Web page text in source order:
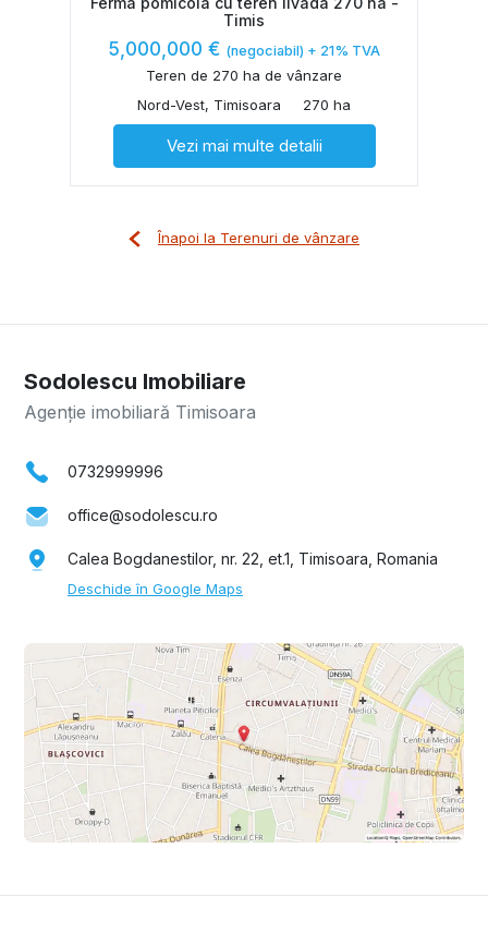
Timis
5,000,000 € (negociabil) + 21% TVA
Teren de 270 ha de vânzare
Nord-Vest, Timisoara
270 ha
Vezi mai multe detalii
Înapoi la Terenuri de vânzare
Sodolescu Imobiliare
Agenție imobiliară Timisoara
0732999996
office@sodolescu.ro
Calea Bogdanestilor, nr. 22, et.1, Timisoara, Romania
Deschide în Google Maps